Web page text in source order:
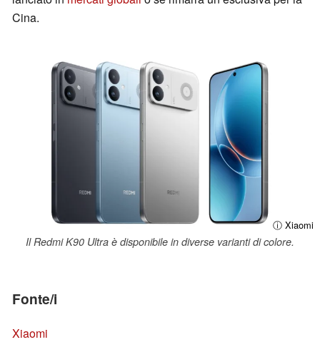
Cina.
ⓘ Xiaomi
Il Redmi K90 Ultra è disponibile in diverse varianti di colore.
Fonte/i
Xiaomi